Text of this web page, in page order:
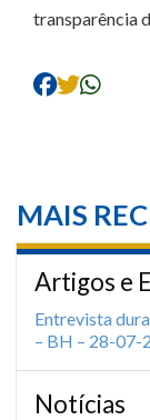
transparência
MAIS
Artigos e
Entrevista
– BH – 28-07-
Notícias